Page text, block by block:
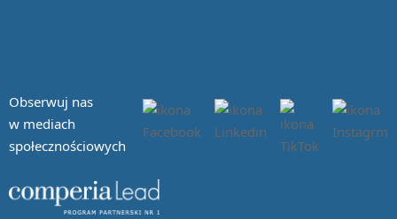
Obserwuj nas
w mediach
społecznościowych